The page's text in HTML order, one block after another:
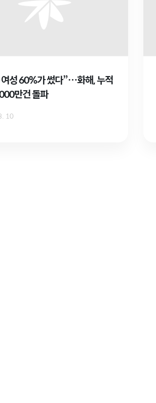
성 60%가 썼다”…화해, 누적
만건 돌파
10